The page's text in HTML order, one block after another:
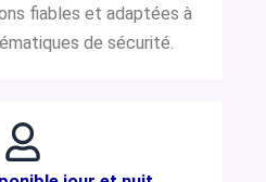
fiables et adaptées à
de sécurité.